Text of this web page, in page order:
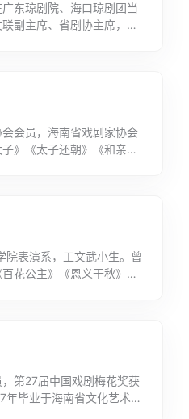
东琼剧院、海口琼剧团当
副主席、省剧协主席，海
会员，海南省戏剧家协会
》《太子还朝》《和亲风
院表演系，工文武小生。曾
花公主》《恩义干秋》
第27届中国戏剧梅花奖获
毕业于海南省文化艺术学